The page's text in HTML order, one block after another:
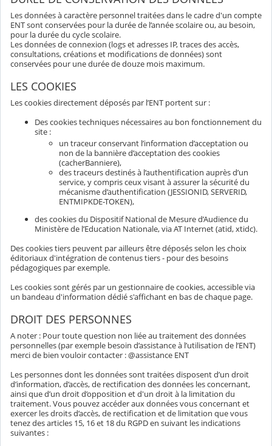
Les données à caractère personnel traitées dans le cadre d'un compte
ENT sont conservées pour la durée de l’année scolaire ou, au besoin,
pour la durée du cycle scolaire.
Les données de connexion (logs et adresses IP, traces des accès,
consultations, créations et modifications de données) sont
conservées pour une durée de douze mois maximum.
LES COOKIES
Les cookies directement déposés par l’ENT portent sur :
Des cookies techniques nécessaires au bon fonctionnement du
site :
un traceur conservant l’information d’acceptation ou
non de la bannière d’acceptation des cookies
(cacherBanniere),
des traceurs destinés à l’authentification auprès d’un
service, y compris ceux visant à assurer la sécurité du
mécanisme d’authentification (JESSIONID, SERVERID,
ENTMIPKDE-TOKEN),
des cookies du Dispositif National de Mesure d’Audience du
Ministère de l’Education Nationale, via AT Internet (atid, xtidc).
Des cookies tiers peuvent par ailleurs être déposés selon les choix
éditoriaux d'intégration de contenus tiers - pour des besoins
pédagogiques par exemple.
Les cookies sont gérés par un gestionnaire de cookies, accessible via
un bandeau d'information dédié s'affichant en bas de chaque page.
DROIT DES PERSONNES
A noter : Pour toute question non liée au traitement des données
personnelles (par exemple besoin d’assistance à l’utilisation de l’ENT)
merci de bien vouloir contacter : @assistance ENT
Les personnes dont les données sont traitées disposent d’un droit
d’information, d’accès, de rectification des données les concernant,
ainsi que d’un droit d’opposition et d'un droit à la limitation du
traitement. Vous pouvez accéder aux données vous concernant et
exercer les droits d’accès, de rectification et de limitation que vous
tenez des articles 15, 16 et 18 du RGPD en suivant les indications
suivantes :